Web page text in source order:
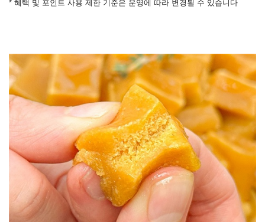
* 혜택 및 포인트 사용 제한 기준은 운영에 따라 변경될 수 있습니다